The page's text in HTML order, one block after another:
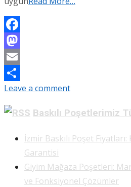
Facebook
Mastodon
Email
Share
Leave a comment
Baskılı Poşetlerimiz
İzmir Baskılı Poşet
Garantisi
Giyim Mağaza Poşetleri:
ve Fonksiyonel Çözümler